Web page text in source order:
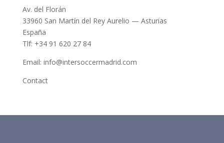
Av. del Florán
33960 San Martín del Rey Aurelio — Asturias
España
Tlf: +34 91 620 27 84
Email: info@intersoccermadrid.com
Contact